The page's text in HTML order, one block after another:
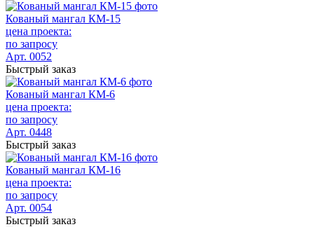
Кованый мангал КМ-15
цена проекта:
по запросу
Арт. 0052
Быстрый заказ
Кованый мангал КМ-6
цена проекта:
по запросу
Арт. 0448
Быстрый заказ
Кованый мангал КМ-16
цена проекта:
по запросу
Арт. 0054
Быстрый заказ